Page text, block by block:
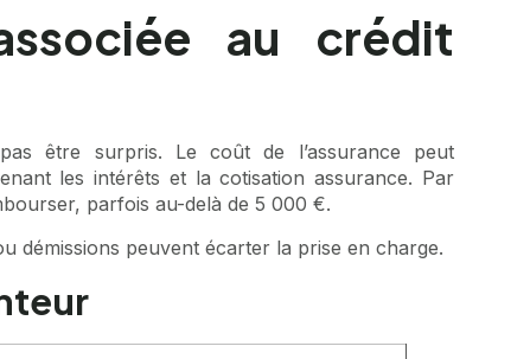
au crédit
être surpris. Le coût de l’assurance peut
les intérêts et la cotisation assurance. Par
parfois au-delà de 5 000 €.
démissions peuvent écarter la prise en charge.